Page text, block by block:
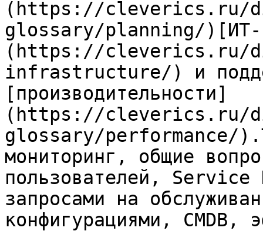
(https://cleverics.ru/
glossary/planning/)[ИТ-
(https://cleverics.ru/
infrastructure/) и
[производительности]
(https://cleverics.ru/
glossary/performance/
мониторинг, общие
пользователей,
запросами на
конфигурациями, CMDB,